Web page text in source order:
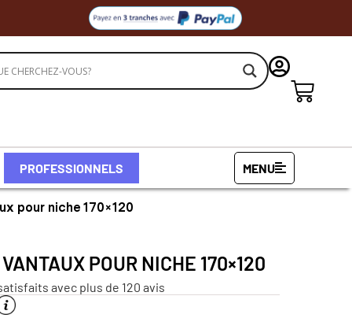
PROFESSIONNELS MENU
pour niche 170×120
POUR NICHE 170×120
avec plus de 120 avis